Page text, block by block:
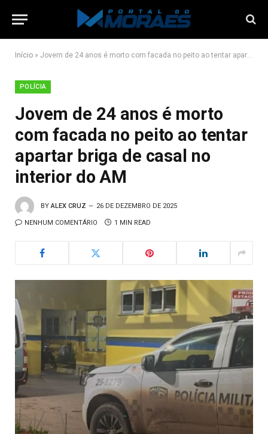
Início » Jovem de 24 anos é morto com facada no peito ao tentar apartar briga de casal no interior do AM
POLÍCIA
Jovem de 24 anos é morto
com facada no peito ao tentar
apartar briga de casal no
interior do AM
BY ALEX CRUZ 26 DE DEZEMBRO DE 2025
NENHUM COMENTÁRIO 1 MIN READ